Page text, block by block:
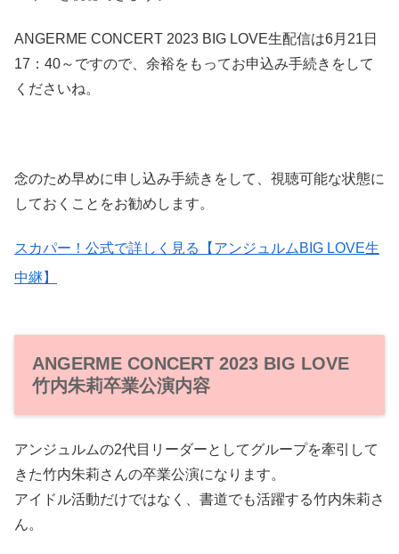
ANGERME CONCERT 2023 BIG LOVE生配信は6月21日
17：40～ですので、余裕をもってお申込み手続きをして
くださいね。
念のため早めに申し込み手続きをして、視聴可能な状態に
しておくことをお勧めします。
スカパー！公式で詳しく見る【アンジュルムBIG LOVE生
中継】
ANGERME CONCERT 2023 BIG LOVE
竹内朱莉卒業公演内容
アンジュルムの2代目リーダーとしてグループを牽引して
きた竹内朱莉さんの卒業公演になります。
アイドル活動だけではなく、書道でも活躍する竹内朱莉さ
ん。